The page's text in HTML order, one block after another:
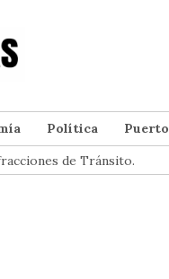
Política Puerto
de Tránsito.